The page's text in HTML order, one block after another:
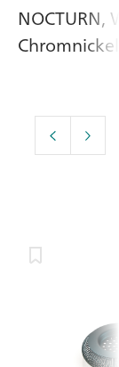
NOCTURN,